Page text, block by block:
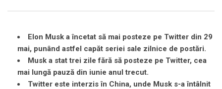
Elon Musk a încetat să mai posteze pe Twitter din 29
mai, punând astfel capăt seriei sale zilnice de postări.
Musk a stat trei zile fără să posteze pe Twitter, cea
mai lungă pauză din iunie anul trecut.
Twitter este interzis în China, unde Musk s-a întâlnit